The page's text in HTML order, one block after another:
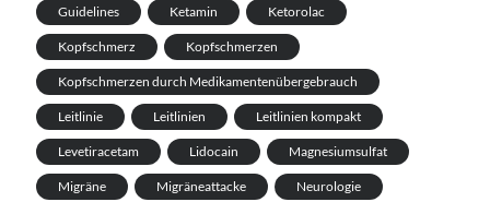
Guidelines Ketamin Ketorolac
Kopfschmerz Kopfschmerzen
Kopfschmerzen durch Medikamentenübergebrauch
Leitlinie Leitlinien Leitlinien kompakt
Levetiracetam Lidocain Magnesiumsulfat
Migräne Migräneattacke Neurologie